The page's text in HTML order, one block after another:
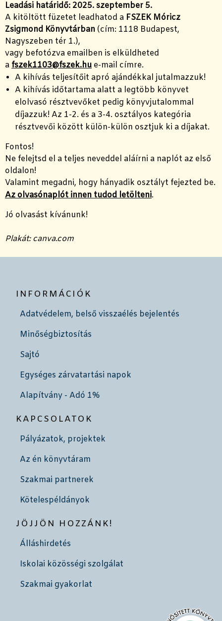
Leadási határidő: 2025. szeptember 5.
A kitöltött füzetet leadhatod a FSZEK Móricz
Zsigmond Könyvtárban (cím: 1118 Budapest,
Nagyszeben tér 1.),
vagy befotózva emailben is elküldheted
afszek1103@fszek.hu e-mail címre.
A kihívás teljesítőit apró ajándékkal jutalmazzuk!
A kihívás időtartama alatt a legtöbb könyvet
elolvasó résztvevőket pedig könyvjutalommal
díjazzuk! Az 1-2. és a 3-4. osztályos kategória
résztvevői között külön-külön osztjuk ki a díjakat.
Fontos!
Ne felejtsd el a teljes neveddel aláírni a naplót az első
oldalon!
Valamint megadni, hogy hányadik osztályt fejezted be.
Az olvasónaplót innen tudod letölteni.
Jó olvasást kívánunk!
Plakát: canva.com
INFORMÁCIÓK
Adatvédelem, belső visszaélés bejelentés
Minőségbiztosítás
Sajtó
Egységes zárvatartási napok
Alapítvány - Adó 1%
KAPCSOLATOK
Pályázatok, projektek
Az én könyvtáram
Szakmai partnerek
Kötelespéldányok
JÖJJÖN HOZZÁNK!
Álláshirdetés
Iskolai közösségi szolgálat
Szakmai gyakorlat